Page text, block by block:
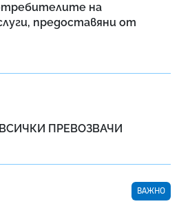
на
предоставяни от
ПРЕВОЗВАЧИ
ВАЖНО